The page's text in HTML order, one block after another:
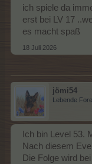
ich spiele da
erst bei LV 17
es macht spaß
18 Juli 2026
jömi54
Lebende
Ich bin Level 53.
Nach diesem
Die Folge wird